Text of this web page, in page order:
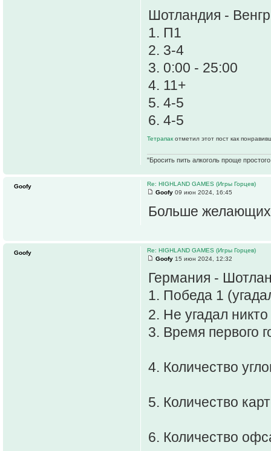
Шотландия -
1. П1
2. 3-4
3. 0:00 - 25:00
4. 11+
5. 4-5
6. 4-5
Тетрапак отметил этот пост как
"Бросить пить алкоголь проще
Re: HIGHLAND GAMES (Игры Горцев)
Goofy 09 июн 2024, 16:45
Больше
Goofy
Re: HIGHLAND GAMES (Игры Горцев)
Goofy 15 июн 2024, 12:32
Германия -
1. Победа 1
2. Не угадал никто
3. Время первого
4. Количество
5. Количество
6. Количество
Goofy